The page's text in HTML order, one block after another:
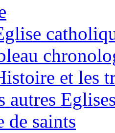
et les
autres
de saints